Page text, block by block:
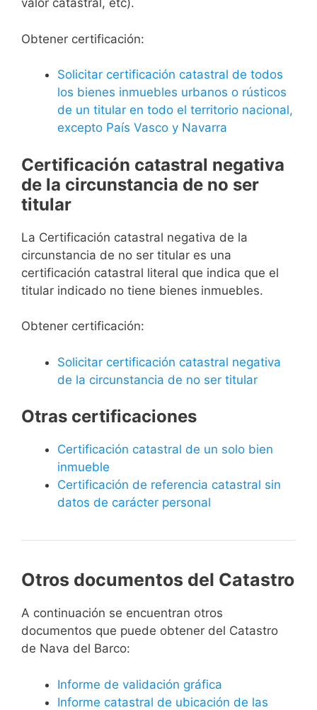
valor catastral, etc).
Obtener certificación:
Solicitar certificación catastral de todos
los bienes inmuebles urbanos o rústicos
de un titular en todo el territorio nacional,
excepto País Vasco y Navarra
Certificación catastral negativa
de la circunstancia de no ser
titular
La Certificación catastral negativa de la
circunstancia de no ser titular es una
certificación catastral literal que indica que el
titular indicado no tiene bienes inmuebles.
Obtener certificación:
Solicitar certificación catastral negativa
de la circunstancia de no ser titular
Otras certificaciones
Certificación catastral de un solo bien
inmueble
Certificación de referencia catastral sin
datos de carácter personal
Otros documentos del Catastro
A continuación se encuentran otros
documentos que puede obtener del Catastro
de Nava del Barco:
Informe de validación gráfica
Informe catastral de ubicación de las